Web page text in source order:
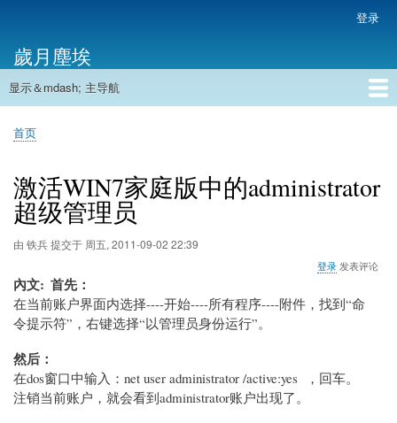
主
内
帐
户
菜
单
登录
歲月塵埃
主
航
显示＆mdash; 主导航
首页
面
屑
首页
激活WIN7家庭版中的administrator
超级管理员
由 铁兵提交于 周五, 2011-09-02 22:39
登录 发表评论
內文 首先：
在当前账户界面内选择----开始----所有程序----附件，找到“命
令提示符”，右键选择“以管理员身份运行”。
然后：
在dos窗口中输入：net user administrator /active:yes ，回车。
注销当前账户，就会看到administrator账户出现了。